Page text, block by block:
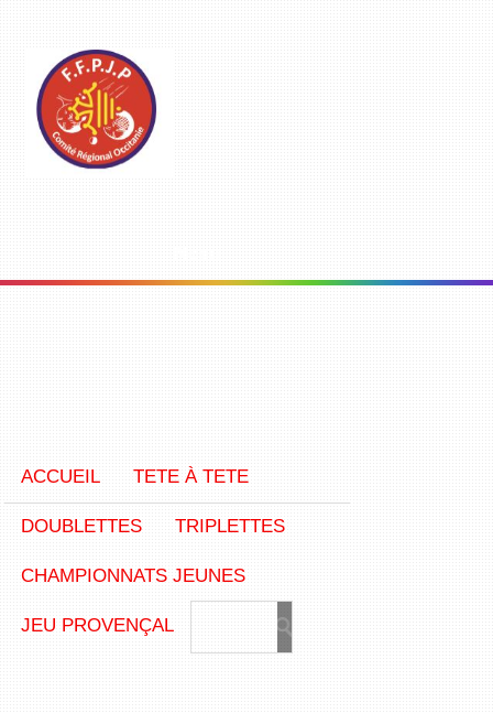
ACCUEIL TETE À TETE
DOUBLETTES TRIPLETTES
CHAMPIONNATS JEUNES
JEU PROVENÇAL